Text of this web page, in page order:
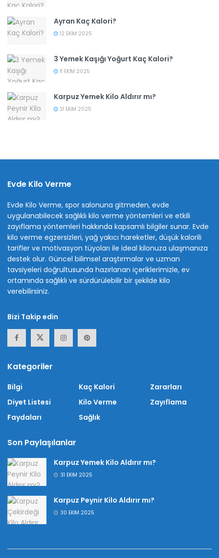
Ayran Kaç Kalori?
12 EKIM 2025
3 Yemek Kaşığı Yoğurt Kaç Kalori?
11 EKIM 2025
Karpuz Yemek Kilo Aldırır mı?
31 EKIM 2025
Evde Kilo Verme
Evde Kilo Verme, spor salonuna gitmeden, evde
uygulanabilecek sağlıklı kilo verme yöntemleri ve etkili
zayıflama yöntemleri hakkında kapsamlı bilgiler sunar. Evde
kilo verme egzersizleri, yağ yakıcı hareketler, düşük kalorili
tarifler ve motivasyon tüyoları ile ideal kilonuza ulaşmanıza
destek olur. Güncel bilimsel araştırmalar ve uzman
tavsiyeleri doğrultusunda hazırlanan içeriklerimizle, ev
ortamında sağlıklı ve sürdürülebilir bir şekilde kilo
verebilirsiniz.
Bizi Takip edin
Kategoriler
Bilgi
Diyet Listesi
Faydaları
Kaç Kalori
Kilo Verme
Sağlık
Zararları
Zayıflama
Son Paylaşılanlar
Karpuz Yemek Kilo Aldırır mı?
31 EKIM 2025
Karpuz Peynir Kilo Aldırır mı?
30 EKIM 2025